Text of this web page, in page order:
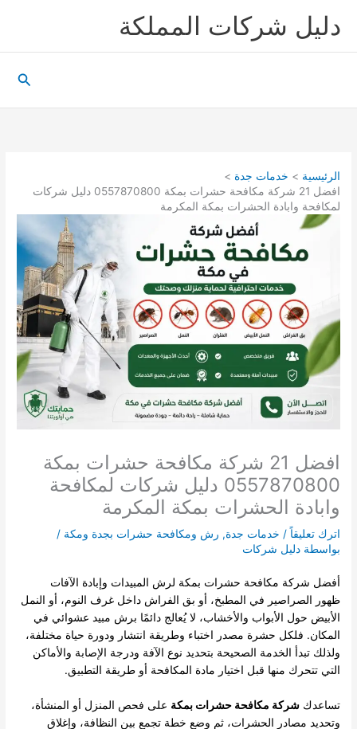
دليل شركات المملكة
الرئيسية
خدمات جدة
افضل 21 شركة مكافحة حشرات بمكة 0557870800 دليل شركات
لمكافحة وابادة الحشرات بمكة المكرمة
افضل 21 شركة مكافحة حشرات بمكة
0557870800 دليل شركات لمكافحة
وابادة الحشرات بمكة المكرمة
اترك تعليقاً / خدمات جدة, رش ومكافحة حشرات بجدة ومكة /
بواسطة دليل شركات
أفضل شركة مكافحة حشرات بمكة لرش المبيدات وإبادة الآفات
ظهور الصراصير في المطبخ، أو بق الفراش داخل غرف النوم، أو النمل
الأبيض حول الأبواب والأخشاب، لا يُعالج دائمًا برش مبيد عشوائي في
المكان. فلكل حشرة مصدر اختباء وطريقة انتشار ودورة حياة مختلفة،
ولذلك تبدأ الخدمة الصحيحة بتحديد نوع الآفة ودرجة الإصابة والأماكن
التي تتحرك منها قبل اختيار مادة المكافحة أو طريقة التطبيق.
تساعدكشركة مكافحة حشرات بمكة على فحص المنزل أو المنشأة،
وتحديد مصادر الحشرات، ثم وضع خطة تجمع بين النظافة، وإغلاق